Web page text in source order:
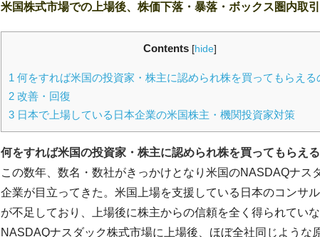
米国株式市場での上場後、株価下落・暴落・ボックス圏内取
Contents [hide]
1 何をすれば米国の投資家・株主に認められ株を買ってもらえる
2 改善・回復
3 日本で上場している日本企業の米国株主・機関投資家対策
何をすれば米国の投資家・株主に認められ株を買ってもらえ
この数年、数名・数社がきっかけとなり米国のNASDAQナス
企業が目立ってきた。米国上場を支援している日本のコンサ
が不足しており、上場後に株主からの信頼を全く得られていな
NASDAQナスダック株式市場に上場後、ほぼ全社同じような